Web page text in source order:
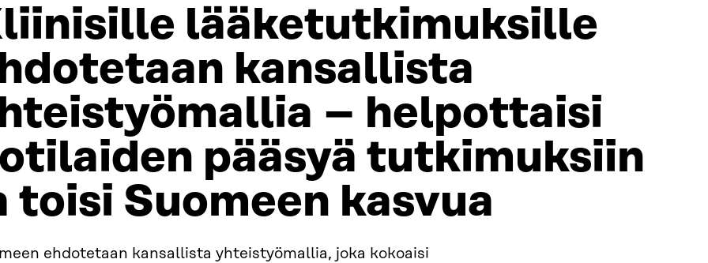
lääketutkimuksille
kansallista
– helpottaisi
pääsyä tutkimuksiin
toisi Suomeen kasvua
ehdotetaan kansallista yhteistyömallia, joka kokoaisi